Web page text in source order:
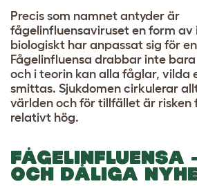
Precis som namnet antyder är
fågelinfluensaviruset en form av
biologiskt har anpassat sig för
Fågelinfluensa drabbar inte
och i teorin kan alla fåglar, vilda
smittas. Sjukdomen cirkulerar
världen och för tillfället är risken
relativt hög.
FÅGELINFLUENSA
OCH DÅLIGA